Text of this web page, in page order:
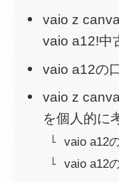
vaio z
vaio a12!中
vaio a12の
vaio z
を個人的に
vaio a12
vaio a12